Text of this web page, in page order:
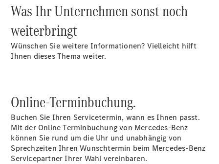
Reifen- und
Transporter-
Service
Was Ihr Unternehmen sonst noch
weiterbringt
Wünschen Sie weitere Informationen? Vielleicht hilft
Ihnen dieses Thema weiter.
Online-Terminbuchung.
Buchen Sie Ihren Servicetermin, wann es Ihnen passt.
Mit der Online Terminbuchung von Mercedes-Benz
können Sie rund um die Uhr und unabhängig von
Sprechzeiten Ihren Wunschtermin beim Mercedes-Benz
Servicepartner Ihrer Wahl vereinbaren.